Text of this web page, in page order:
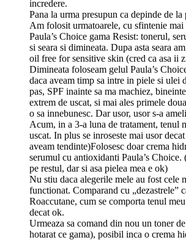
incredere.
Pana la urma presupun ca depinde de la
Am folosit urmatoarele, cu sfintenie mai
Paula’s Choice gama Resist: tonerul,
si seara si dimineata. Dupa asta seara
oil free for sensitive skin (cred ca asa ii
Dimineata foloseam gelul Paula’s
daca aveam timp sa intre in piele si ulei
pas, SPF inainte sa ma machiez,
extrem de uscat, si mai ales primele
o sa innebunesc. Dar usor, usor s-a
Acum, in a 3-a luna de tratament, tenul
uscat. In plus se inroseste mai usor
aveam tendinte)Folosesc doar crema
serumul cu antioxidanti Paula’s Choice.
pe restul, dar si asa pielea mea e ok)
Nu stiu daca alegerile mele au fost cele
functionat. Comparand cu „dezastrele”
Roaccutane, cum se comporta tenul
decat ok.
Urmeaza sa comand din nou un toner
hotarat ce gama), posibil inca o crema